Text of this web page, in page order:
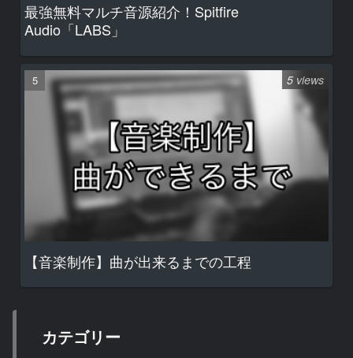
最強無料マルチ音源紹介！Spitfire
Audio「LABS」
【音楽制作】曲が出来るまでの工程
5 views
カテゴリー